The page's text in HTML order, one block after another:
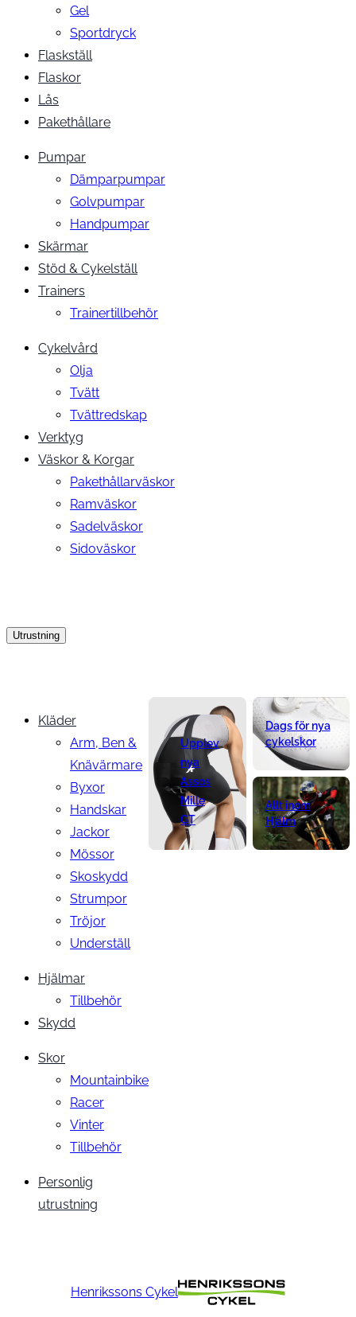
Gel
Sportdryck
Flaskställ
Flaskor
Lås
Pakethållare
Pumpar
Dämparpumpar
Golvpumpar
Handpumpar
Skärmar
Stöd & Cykelställ
Trainers
Trainertillbehör
Cykelvård
Olja
Tvätt
Tvättredskap
Verktyg
Väskor & Korgar
Pakethållarväskor
Ramväskor
Sadelväskor
Sidoväskor
Utrustning
Kläder
Arm, Ben &
Knävärmare
Byxor
Handskar
Jackor
Mössor
Skoskydd
Strumpor
Tröjor
Underställ
Hjälmar
Tillbehör
Skydd
Skor
Mountainbike
Racer
Vinter
Tillbehör
Personlig
utrustning
Upplev
nya
Assos
Mille
GT
Dags för nya
cykelskor
Allt inom
Hjälm
Henrikssons Cykel